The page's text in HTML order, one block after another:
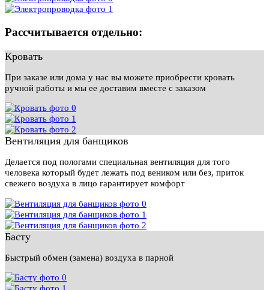
Рассчитывается отдельно:
Кровать
При заказе или дома у нас вы можете приобрести кровать
ручной работы и мы ее доставим вместе с заказом
Вентиляция для банщиков
Делается под пологами специальная вентиляция для того
человека который будет лежать под веником или без, приток
свежего воздуха в лицо гарантирует комфорт
Басту
Быстрый обмен (замена) воздуха в парной